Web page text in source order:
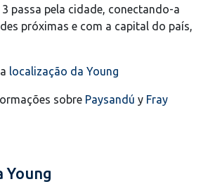
passa pela cidade, conectando-a
próximas e com a capital do país,
localização da Young
sobre Paysandú y Fray
Young